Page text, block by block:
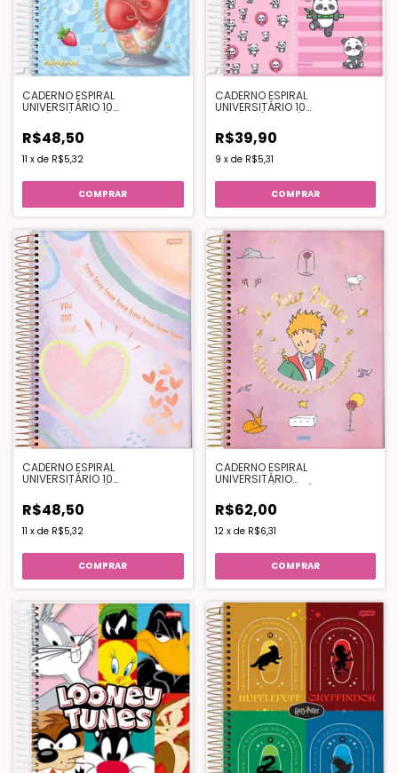
CADERNO ESPIRAL
UNIVERSITÁRIO 10
R$48,50
11 x de R$5,32
COMPRAR
CADERNO ESPIRAL
UNIVERSITÁRIO 10
R$39,90
9 x de R$5,31
COMPRAR
CADERNO ESPIRAL
UNIVERSITÁRIO 10
R$48,50
11 x de R$5,32
COMPRAR
CADERNO ESPIRAL
UNIVERSITÁRIO
PEQUENO PRINCIPE" - JANDAIA
R$62,00
12 x de R$6,31
COMPRAR